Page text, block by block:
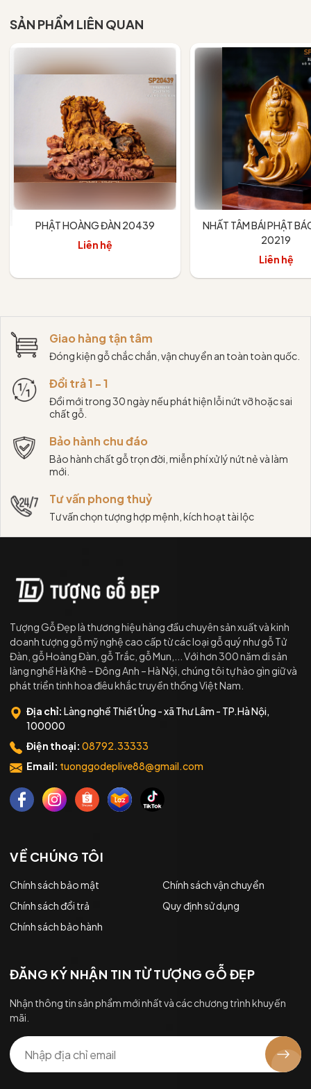
SẢN PHẨM LIÊN QUAN
PHẬT HOÀNG ĐÀN 20439
Liên hệ
NHẤT TÂM BÁI PHẬT
20219
Liên hệ
Giao hàng tận tâm
Đóng kiện gỗ chắc chắn, vận chuyển an toàn toàn quốc.
Đổi trả 1 - 1
Đổi mới trong 30 ngày nếu phát hiện lỗi nứt vỡ hoặc sai
chất gỗ.
Bảo hành chu đáo
Bảo hành chất gỗ trọn đời, miễn phí xử lý nứt nẻ và làm
mới.
Tư vấn phong thuỷ
Tư vấn chọn tượng hợp mệnh, kích hoạt tài lộc
Tượng Gỗ Đẹp là thương hiệu hàng đầu chuyên sản xuất và kinh
doanh tượng gỗ mỹ nghệ cao cấp từ các loại gỗ quý như gỗ Tử
Đàn, gỗ Hoàng Đàn, gỗ Trắc, gỗ Mun,... Với hơn 300 năm di sản
làng nghề Hà Khê – Đông Anh – Hà Nội, chúng tôi tự hào gìn giữ và
phát triển tinh hoa điêu khắc truyền thống Việt Nam.
Địa chỉ: Làng nghề Thiết Úng - xã Thư Lâm - TP.Hà Nội,
100000
Điện thoại: 08792.33333
Email: tuonggodeplive88@gmail.com
VỀ CHÚNG TÔI
Chính sách bảo mật
Chính sách vận chuyển
Chính sách đổi trả
Quy định sử dụng
Chính sách bảo hành
ĐĂNG KÝ NHẬN TIN TỪ TƯỢNG GỖ ĐẸP
Nhận thông tin sản phẩm mới nhất và các chương trình khuyến
mãi.